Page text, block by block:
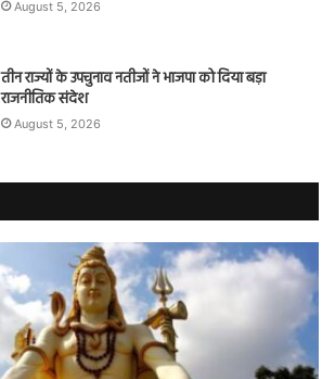
August 5, 2026
तीन राज्यों के उपचुनाव नतीजों ने भाजपा को दिया बड़ा
राजनीतिक संदेश
August 5, 2026